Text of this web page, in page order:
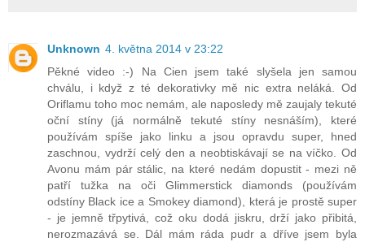
Unknown 4. května 2014 v 23:22
Pěkné video :-) Na Cien jsem také slyšela jen samou
chválu, i když z té dekorativky mě nic extra neláká. Od
Oriflamu toho moc nemám, ale naposledy mě zaujaly tekuté
oční stíny (já normálně tekuté stíny nesnáším), které
používám spíše jako linku a jsou opravdu super, hned
zaschnou, vydrží celý den a neobtiskávají se na víčko. Od
Avonu mám pár stálic, na které nedám dopustit - mezi ně
patří tužka na oči Glimmerstick diamonds (používám
odstíny Black ice a Smokey diamond), která je prostě super
- je jemně třpytivá, což oku dodá jiskru, drží jako přibitá,
nerozmazává se. Dál mám ráda pudr a dříve jsem byla